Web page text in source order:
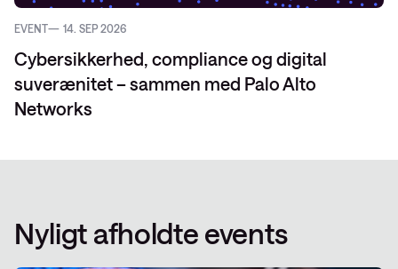
EVENT 14. SEP 2026
Cybersikkerhed, compliance og digital
suverænitet – sammen med Palo Alto
Networks
Nyligt afholdte events